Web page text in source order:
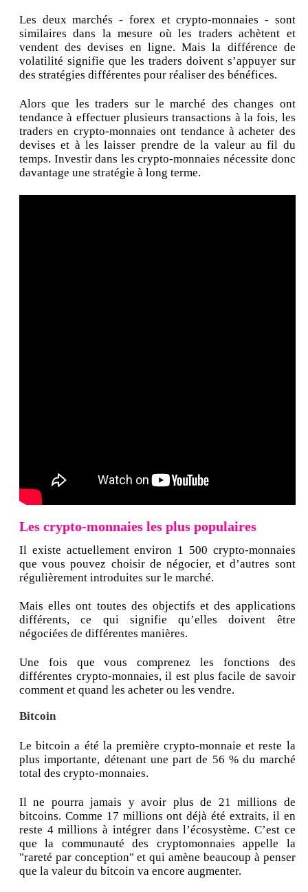
Les deux marchés - forex et crypto-monnaies - sont
similaires dans la mesure où les traders achètent et
vendent des devises en ligne. Mais la différence de
volatilité signifie que les traders doivent s’appuyer sur
des stratégies différentes pour réaliser des bénéfices.
Alors que les traders sur le marché des changes ont
tendance à effectuer plusieurs transactions à la fois, les
traders en crypto-monnaies ont tendance à acheter des
devises et à les laisser prendre de la valeur au fil du
temps. Investir dans les crypto-monnaies nécessite donc
davantage une stratégie à long terme.
Les crypto-monnaies les plus populaires
Il existe actuellement environ 1 500 crypto-monnaies
que vous pouvez choisir de négocier, et d’autres sont
régulièrement introduites sur le marché.
Mais elles ont toutes des objectifs et des applications
différents, ce qui signifie qu’elles doivent être
négociées de différentes manières.
Une fois que vous comprenez les fonctions des
différentes crypto-monnaies, il est plus facile de savoir
comment et quand les acheter ou les vendre.
Bitcoin
Le bitcoin a été la première crypto-monnaie et reste la
plus importante, détenant une part de 56 % du marché
total des crypto-monnaies.
Il ne pourra jamais y avoir plus de 21 millions de
bitcoins. Comme 17 millions ont déjà été extraits, il en
reste 4 millions à intégrer dans l’écosystème. C’est ce
que la communauté des cryptomonnaies appelle la
"rareté par conception" et qui amène beaucoup à penser
que la valeur du bitcoin va encore augmenter.